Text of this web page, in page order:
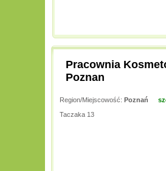
Pracownia
Poznan
Region/Miejscowość: Poznań
Taczaka 13